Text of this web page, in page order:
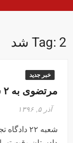
Tag: 2 شد
خبر جدید
مرتضوی به ۲ سال حبس قطعی محکوم شد
آذر ۵, ۱۳۹۶
شعبه ۲۲